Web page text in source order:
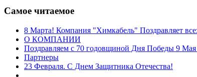
Самое читаемое
8 Марта! Компания "Химкабель" Поздравляет
О КОМПАНИИ
Поздравляем с 70 годовщиной Дня Победы 9
Партнеры
23 Февраля. С Днем Защитника Отечества!